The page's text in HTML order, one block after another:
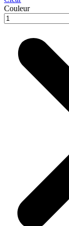
Couleur